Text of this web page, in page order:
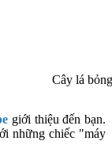
Cây lá
giới thiệu đến bạn.
những chiếc "máy